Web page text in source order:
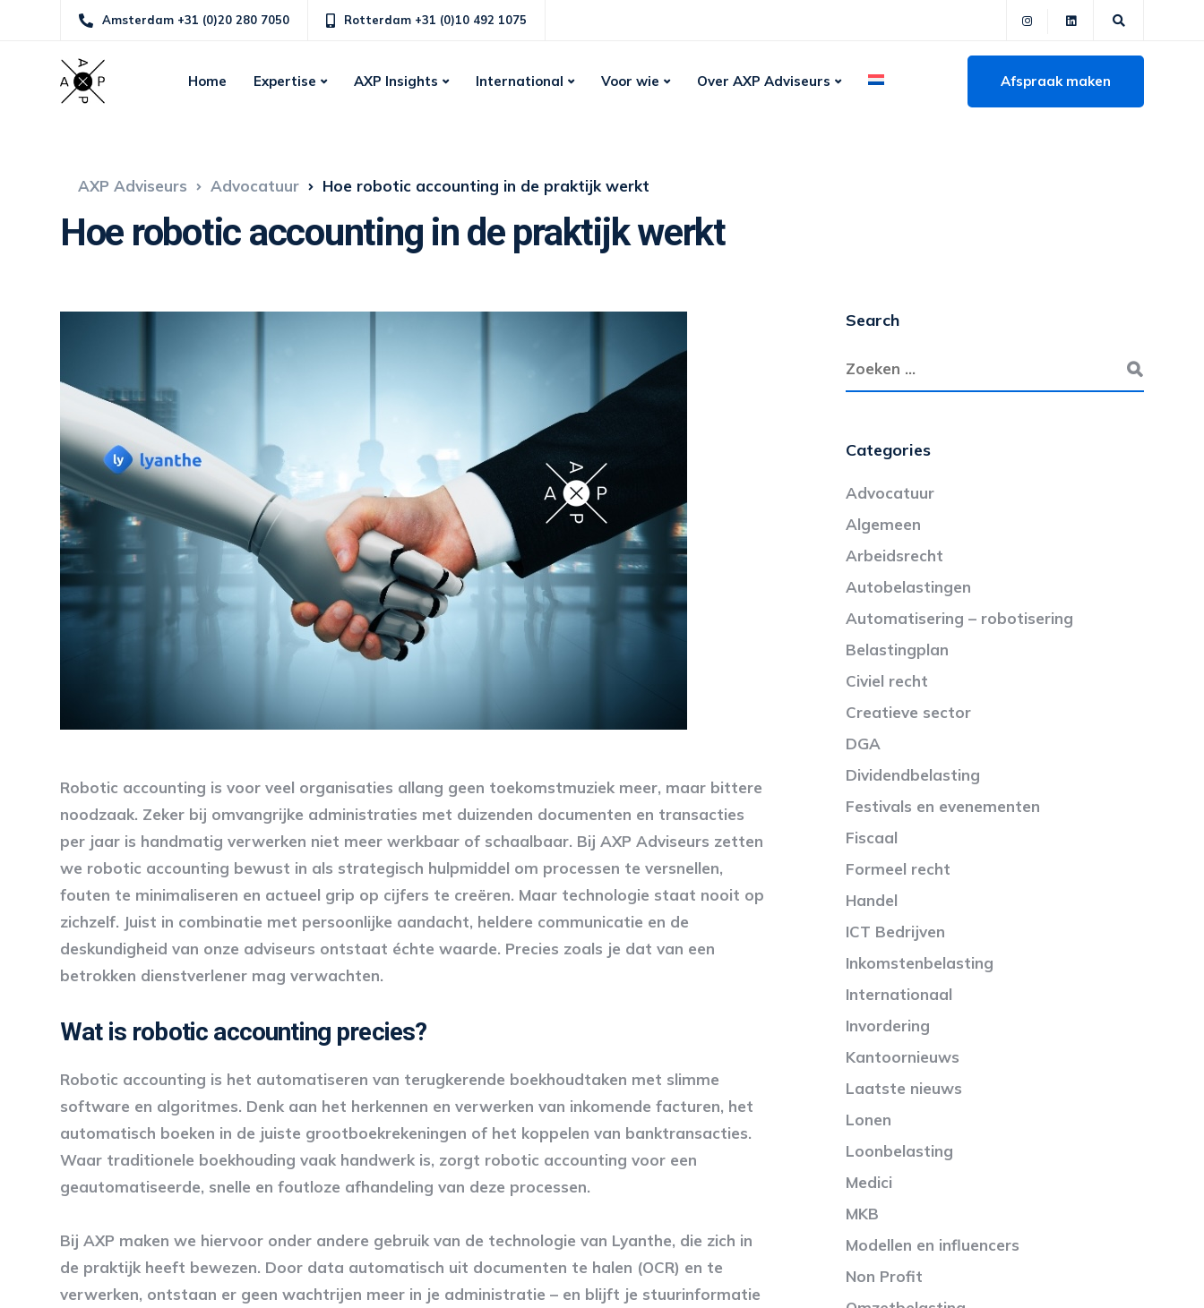
Amsterdam +31 (0)20 280 7050 Rotterdam +31 (0)10 492 1075
Home Expertise AXP Insights International Voor wie Over AXP Adviseurs Afspraak maken
AXP Adviseurs Advocatuur Hoe robotic accounting in de praktijk werkt
Hoe robotic accounting in de praktijk werkt
Robotic accounting is voor veel organisaties allang geen toekomstmuziek meer, maar bittere
noodzaak. Zeker bij omvangrijke administraties met duizenden documenten en transacties
per jaar is handmatig verwerken niet meer werkbaar of schaalbaar. Bij AXP Adviseurs zetten
we robotic accounting bewust in als strategisch hulpmiddel om processen te versnellen,
fouten te minimaliseren en actueel grip op cijfers te creëren. Maar technologie staat nooit op
zichzelf. Juist in combinatie met persoonlijke aandacht, heldere communicatie en de
deskundigheid van onze adviseurs ontstaat échte waarde. Precies zoals je dat van een
betrokken dienstverlener mag verwachten.
Wat is robotic accounting precies?
Robotic accounting is het automatiseren van terugkerende boekhoudtaken met slimme
software en algoritmes. Denk aan het herkennen en verwerken van inkomende facturen, het
automatisch boeken in de juiste grootboekrekeningen of het koppelen van banktransacties.
Waar traditionele boekhouding vaak handwerk is, zorgt robotic accounting voor een
geautomatiseerde, snelle en foutloze afhandeling van deze processen.
Bij AXP maken we hiervoor onder andere gebruik van de technologie van Lyanthe, die zich in
de praktijk heeft bewezen. Door data automatisch uit documenten te halen (OCR) en te
verwerken, ontstaan er geen wachtrijen meer in je administratie – en blijft je stuurinformatie
Search
Categories
Advocatuur
Algemeen
Arbeidsrecht
Autobelastingen
Automatisering – robotisering
Belastingplan
Civiel recht
Creatieve sector
DGA
Dividendbelasting
Festivals en evenementen
Fiscaal
Formeel recht
Handel
ICT Bedrijven
Inkomstenbelasting
Internationaal
Invordering
Kantoornieuws
Laatste nieuws
Lonen
Loonbelasting
Medici
MKB
Modellen en influencers
Non Profit